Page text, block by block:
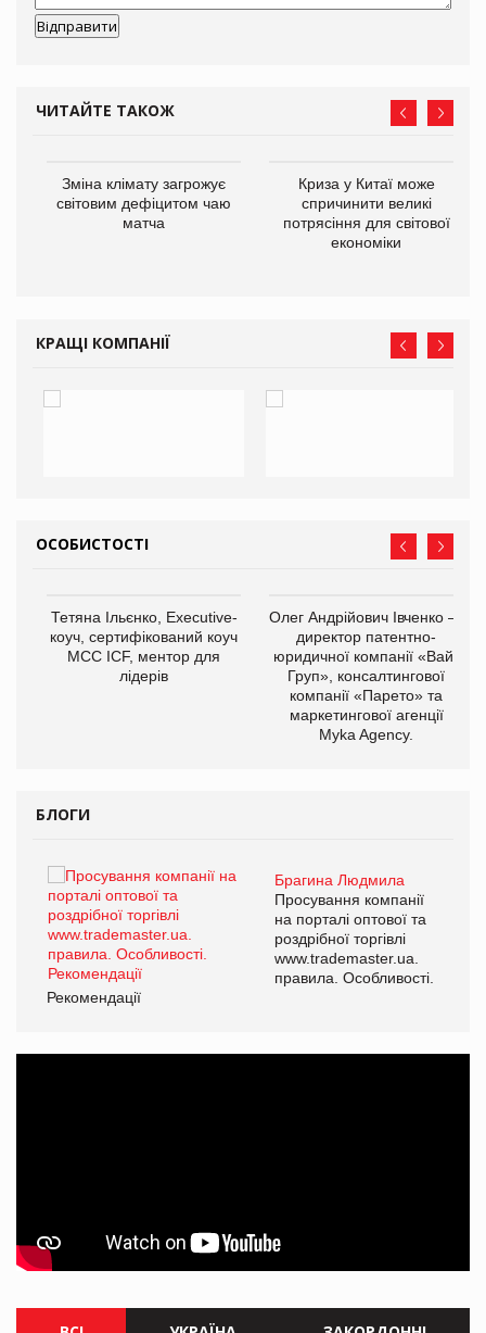
ЧИТАЙТЕ ТАКОЖ
Зміна клімату загрожує
світовим дефіцитом чаю
матча
Криза у Китаї може
спричинити великі
потрясіння для світової
економіки
КРАЩІ КОМПАНІЇ
ОСОБИСТОСТІ
Тетяна Ільєнко, Executive-
коуч, сертифікований коуч
МСС ICF, ментор для
лідерів
Олег Андрійович Івченко —
директор патентно-
юридичної компанії «Вайз
Груп», консалтингової
компанії «Парето» та
маркетингової агенції
Myka Agency.
БЛОГИ
Брагина Людмила
Просування компанії
на порталі оптової та
роздрібної торгівлі
www.trademaster.ua.
правила. Особливості.
Рекомендації